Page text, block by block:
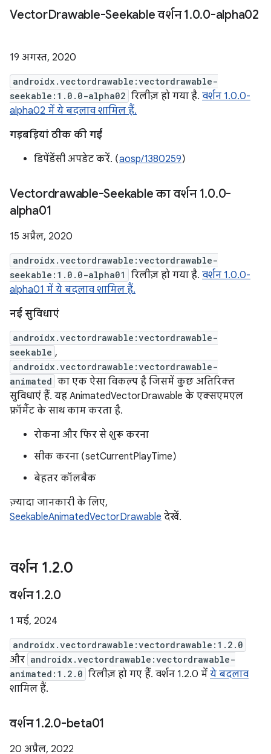
VectorDrawable-Seekable वर्शन 1.0.0-alpha02
19 अगस्त, 2020
androidx.vectordrawable:vectordrawable-
seekable:1.0.0-alpha02 रिलीज़ हो गया है. वर्शन 1.0.0-
alpha02 में ये बदलाव शामिल हैं.
गड़बड़ियां ठीक की गईं
डिपेंडेंसी अपडेट करें. (aosp/1380259)
Vectordrawable-Seekable का वर्शन 1.0.0-
alpha01
15 अप्रैल, 2020
androidx.vectordrawable:vectordrawable-
seekable:1.0.0-alpha01
रिलीज़ हो गया है. वर्शन 1.0.0-
alpha01 में ये बदलाव शामिल हैं.
नई सुविधाएं
androidx.vectordrawable:vectordrawable-
seekable ,
androidx.vectordrawable:vectordrawable-
animated का एक ऐसा विकल्प है जिसमें कुछ अतिरिक्त
सुविधाएं हैं. यह AnimatedVectorDrawable के एक्सएमएल
फ़ॉर्मैट के साथ काम करता है.
रोकना और फिर से शुरू करना
सीक करना (setCurrentPlayTime)
बेहतर कॉलबैक
ज़्यादा जानकारी के लिए,
SeekableAnimatedVectorDrawable देखें.
वर्शन 1.2.0
वर्शन 1.2.0
1 मई, 2024
androidx.vectordrawable:vectordrawable:1.2.0
और androidx.vectordrawable:vectordrawable-
animated:1.2.0 रिलीज़ हो गए हैं. वर्शन 1.2.0 में ये बदलाव
शामिल हैं.
वर्शन 1.2.0-beta01
20 अप्रैल, 2022